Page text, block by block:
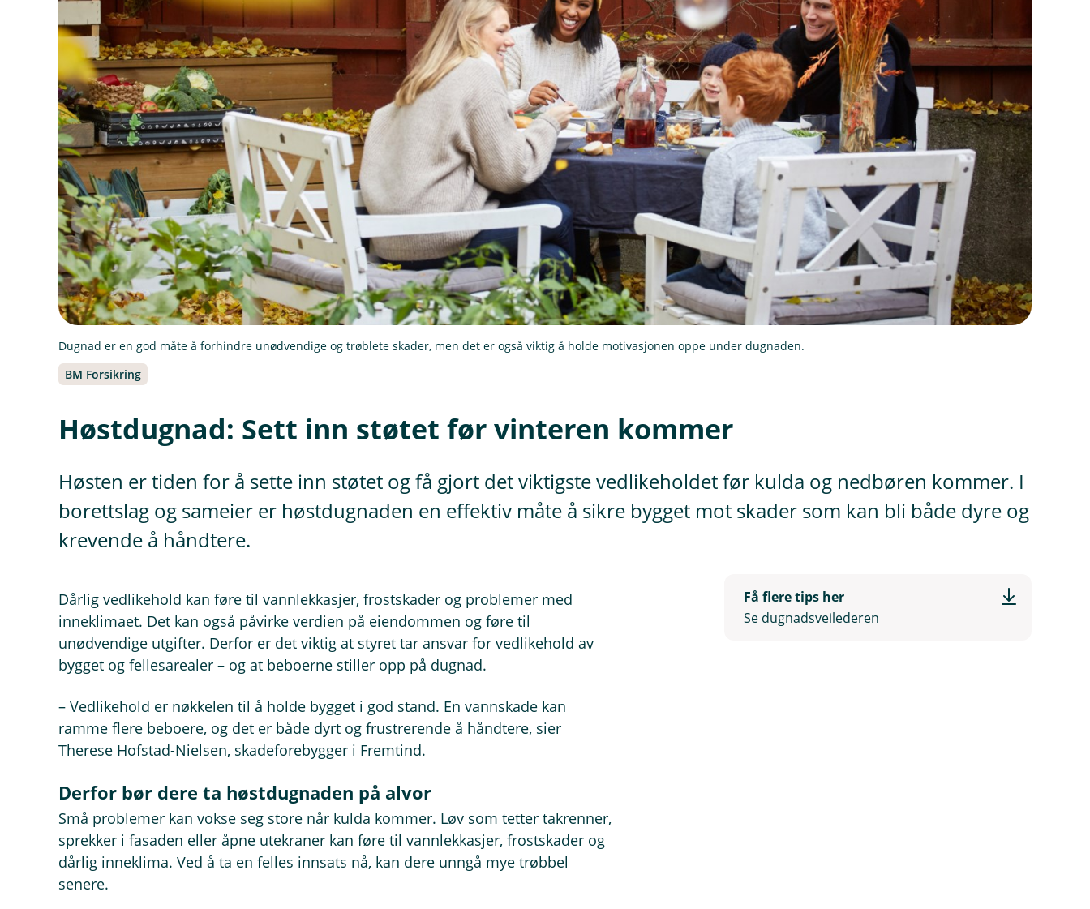
Dugnad er en god måte å forhindre unødvendige og trøblete skader, men det er også viktig å holde motivasjonen oppe under dugnaden.
BM Forsikring
Høstdugnad: Sett inn støtet før vinteren kommer
Høsten er tiden for å sette inn støtet og få gjort det viktigste vedlikeholdet før kulda og nedbøren kommer. I
borettslag og sameier er høstdugnaden en effektiv måte å sikre bygget mot skader som kan bli både dyre og
krevende å håndtere.
Dårlig vedlikehold kan føre til vannlekkasjer, frostskader og problemer med
inneklimaet. Det kan også påvirke verdien på eiendommen og føre til
unødvendige utgifter. Derfor er det viktig at styret tar ansvar for vedlikehold av
bygget og fellesarealer – og at beboerne stiller opp på dugnad.
– Vedlikehold er nøkkelen til å holde bygget i god stand. En vannskade kan
ramme flere beboere, og det er både dyrt og frustrerende å håndtere, sier
Therese Hofstad-Nielsen, skadeforebygger i Fremtind.
Derfor bør dere ta høstdugnaden på alvor
Små problemer kan vokse seg store når kulda kommer. Løv som tetter takrenner,
sprekker i fasaden eller åpne utekraner kan føre til vannlekkasjer, frostskader og
dårlig inneklima. Ved å ta en felles innsats nå, kan dere unngå mye trøbbel
senere.
Få flere tips her
Se dugnadsveilederen